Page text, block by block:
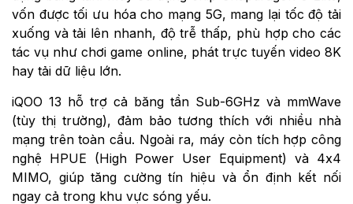
vốn được tối ưu hóa cho mạng 5G, mang lại tốc độ tải
xuống và tải lên nhanh, độ trễ thấp, phù hợp cho các
tác vụ như chơi game online, phát trực tuyến video 8K
hay tải dữ liệu lớn.
iQOO 13 hỗ trợ cả băng tần Sub-6GHz và mmWave
(tùy thị trường), đảm bảo tương thích với nhiều nhà
mạng trên toàn cầu. Ngoài ra, máy còn tích hợp công
nghệ HPUE (High Power User Equipment) và 4x4
MIMO, giúp tăng cường tín hiệu và ổn định kết nối
ngay cả trong khu vực sóng yếu.